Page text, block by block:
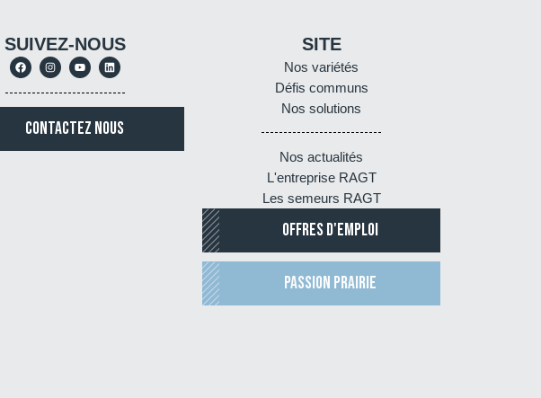
SUIVEZ-NOUS
CONTACTEZ NOUS
SITE
Nos variétés
Défis communs
Nos solutions
Nos actualités
L'entreprise RAGT
Les semeurs RAGT
OFFRES D'EMPLOI
PASSION PRAIRIE